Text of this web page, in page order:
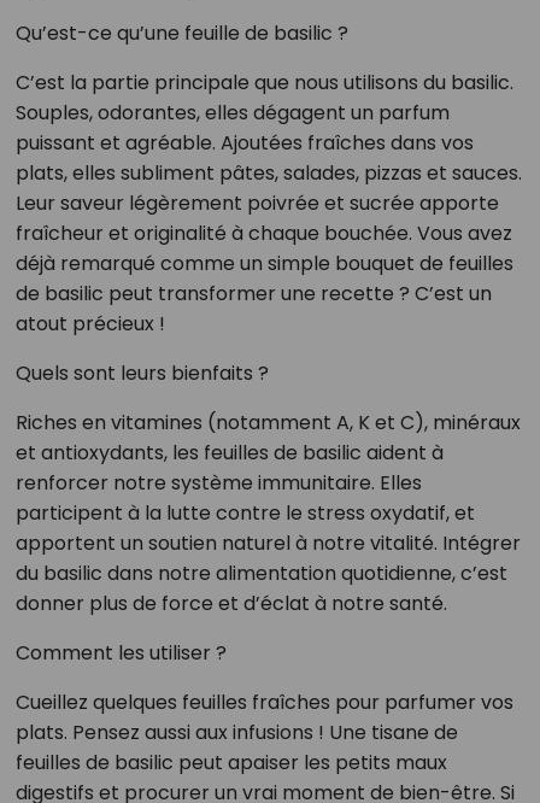
Qu’est-ce qu’une feuille de basilic ?
C’est la partie principale que nous utilisons du basilic.
Souples, odorantes, elles dégagent un parfum
puissant et agréable. Ajoutées fraîches dans vos
plats, elles subliment pâtes, salades, pizzas et sauces.
Leur saveur légèrement poivrée et sucrée apporte
fraîcheur et originalité à chaque bouchée. Vous avez
déjà remarqué comme un simple bouquet de feuilles
de basilic peut transformer une recette ? C’est un
atout précieux !
Quels sont leurs bienfaits ?
Riches en vitamines (notamment A, K et C), minéraux
et antioxydants, les feuilles de basilic aident à
renforcer notre système immunitaire. Elles
participent à la lutte contre le stress oxydatif, et
apportent un soutien naturel à notre vitalité. Intégrer
du basilic dans notre alimentation quotidienne, c’est
donner plus de force et d’éclat à notre santé.
Comment les utiliser ?
Cueillez quelques feuilles fraîches pour parfumer vos
plats. Pensez aussi aux infusions ! Une tisane de
feuilles de basilic peut apaiser les petits maux
digestifs et procurer un vrai moment de bien-être. Si